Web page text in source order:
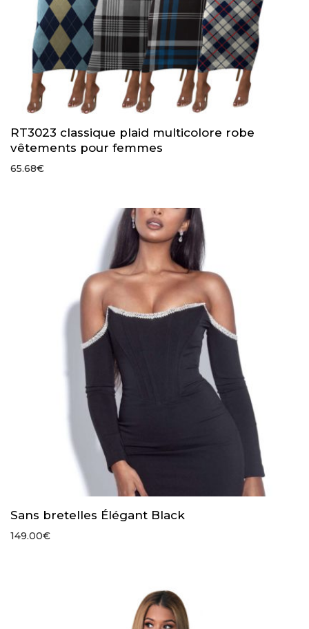
RT3023 classique plaid multicolore robe
vêtements pour femmes
65.68€
Sans bretelles Élégant Black
149.00€